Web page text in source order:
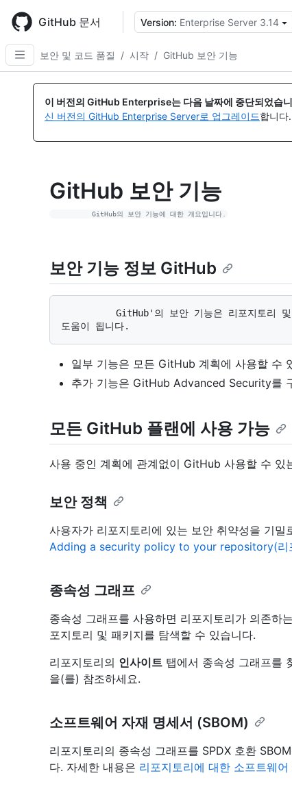
main
content
GitHub 문서 Version: Enterprise Server 3.14
보안 및 코드 품질
/ 시작 / GitHub 보안 기능
이 버전의 GitHub Enterprise는 다음 날짜에 중단되었습
신 버전의 GitHub Enterprise Server로 업그레이드합니다
GitHub 보안 기능
보안 기능 정보 GitHub
일부 기능은 모든 GitHub 계획에 사용할 수
추가 기능은 GitHub Advanced Security를
모든 GitHub 플랜에 사용 가능
사용 중인 계획에 관계없이 GitHub 사용할 수 있
보안 정책
사용자가 리포지토리에 있는 보안 취약성을 기
Adding a security policy to your repository(리
종속성 그래프
종속성 그래프를 사용하면 리포지토리가 의존하
포지토리 및 패키지를 탐색할 수 있습니다.
리포지토리의 인사이트 탭에서 종속성 그래프를
을(를) 참조하세요.
소프트웨어 자재 명세서 (SBOM)
리포지토리의 종속성 그래프를 SPDX 호환
다. 자세한 내용은 리포지토리에 대한 소프트웨